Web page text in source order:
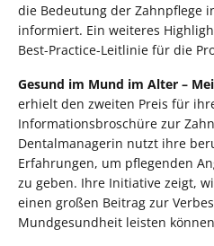
die Bedeutung der Zahnpflege
informiert. Ein weiteres
Best-Practice-Leitlinie für die
Gesund im Mund im Alter –
erhielt den zweiten Preis für
Informationsbroschüre zur
Dentalmanagerin nutzt ihre
Erfahrungen, um pflegenden
zu geben. Ihre Initiative zeigt,
einen großen Beitrag zur
Mundgesundheit leisten